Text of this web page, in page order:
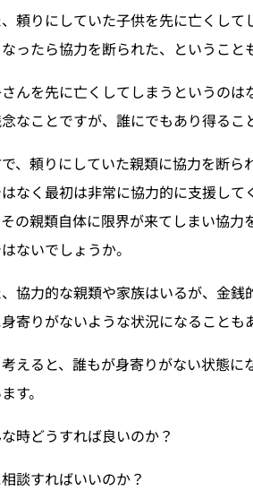
、頼りにしていた子供を先に亡くし
ったら協力を断られた、ということ
んを先に亡くしてしまうというの
なことですが、誰にでもあり得るこ
、頼りにしていた親類に協力を断ら
なく最初は非常に協力的に支援し
の親類自体に限界が来てしまい協
ないでしょうか。
、協力的な親類や家族はいるが、金
寄りがないような状況になることも
えると、誰もが身寄りがない状態
す。
時どうすれば良いのか？
談すればいいのか？